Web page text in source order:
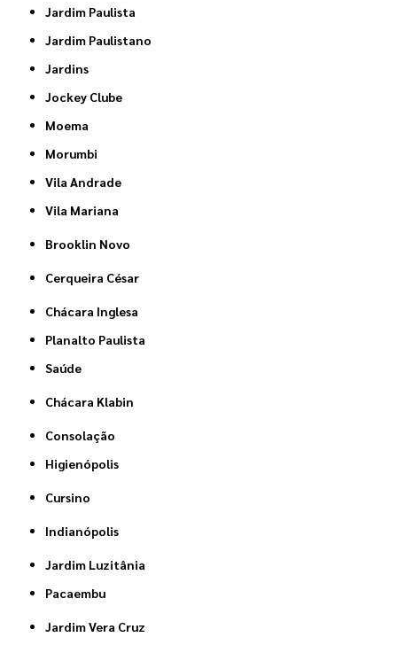
Jardim Paulista
Jardim Paulistano
Jardins
Jockey Clube
Moema
Morumbi
Vila Andrade
Vila Mariana
Brooklin Novo
Cerqueira César
Chácara Inglesa
Planalto Paulista
Saúde
Chácara Klabin
Consolação
Higienópolis
Cursino
Indianópolis
Jardim Luzitânia
Pacaembu
Jardim Vera Cruz